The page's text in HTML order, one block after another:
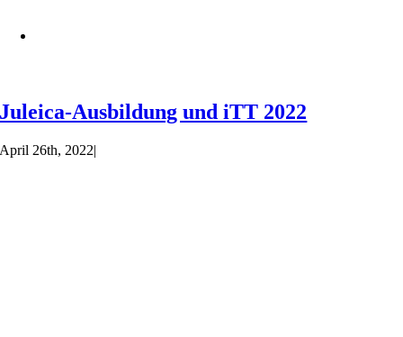
Juleica-Ausbildung und iTT 2022
April 26th, 2022|